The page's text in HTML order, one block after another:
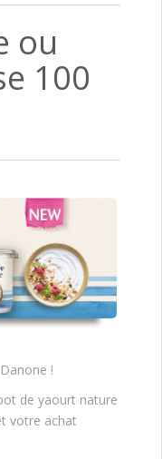
ou
100
!
de yaourt nature
votre achat